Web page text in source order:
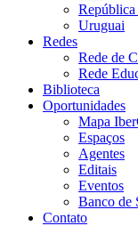
Uruguai
Redes
Rede de
Rede
Biblioteca
Oportunidades
Mapa
Espaços
Agentes
Editais
Eventos
Banco de
Contato